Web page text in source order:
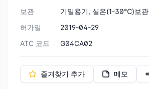
보관
기밀용기, 실온(1-30℃)보관
허가일
2019-04-29
ATC 코드
G04CA02
즐겨찾기 추가 메모